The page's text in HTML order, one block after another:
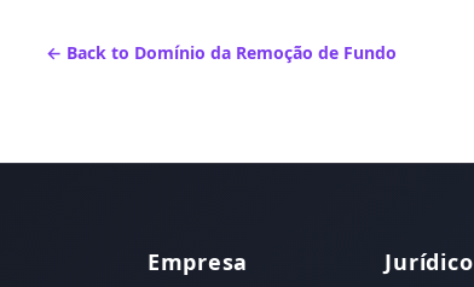
← Back to Domínio da Remoção de Fundo
Empresa Jurídico